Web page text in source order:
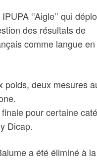
‘‘Aigle’’ qui
des résultats de
comme langue en
deux mesures
pour certaine
Dicap.
a été éliminé à